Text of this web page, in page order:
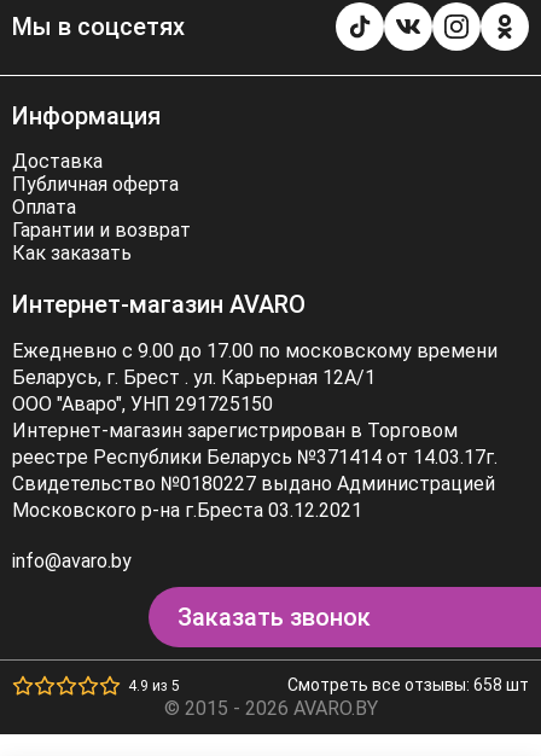
Мы в соцсетях
Информация
Доставка
Публичная оферта
Оплата
Гарантии и возврат
Как заказать
Интернет-магазин AVARO
Ежедневно с 9.00 до 17.00 по московскому времени
Беларусь, г. Брест . ул. Карьерная 12А/1
ООО "Аваро", УНП 291725150
Интернет-магазин зарегистрирован в Торговом
реестре Республики Беларусь №371414 от 14.03.17г.
Свидетельство №0180227 выдано Администрацией
Московского р-на г.Бреста 03.12.2021
info@avaro.by
Заказать звонок
4.9 из 5 Смотреть все отзывы: 658 шт
© 2015 - 2026 AVARO.BY